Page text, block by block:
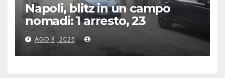
Napoli, blitz in un campo
nomadi: 1 arresto, 23
denunce e sequestro di armi
e rame
AGO 8, 2026